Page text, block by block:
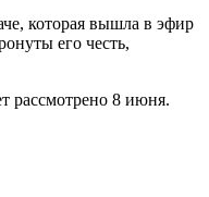
которая вышла в эфир
его честь,
рассмотрено 8 июня.